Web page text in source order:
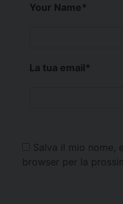
Your Name*
La tua email*
Salva il mio nome,
browser per la